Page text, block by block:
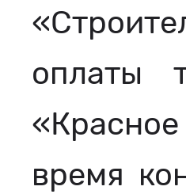
оплаты
время